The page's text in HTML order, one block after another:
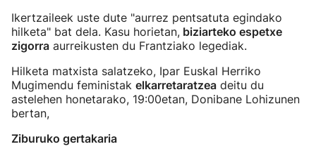
Ikertzaileek uste dute "aurrez pentsatuta egindako
hilketa" bat dela. Kasu horietan, biziarteko espetxe
zigorra aurreikusten du Frantziako legediak.
Hilketa matxista salatzeko, Ipar Euskal Herriko
Mugimendu feministak elkarretaratzea deitu du
astelehen honetarako, 19:00etan, Donibane Lohizunen
bertan,
Ziburuko gertakaria